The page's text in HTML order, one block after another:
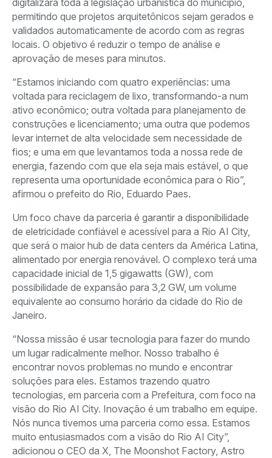
digitalizará toda a legislação urbanística do município,
permitindo que projetos arquitetônicos sejam gerados e
validados automaticamente de acordo com as regras
locais. O objetivo é reduzir o tempo de análise e
aprovação de meses para minutos.
“Estamos iniciando com quatro experiências: uma
voltada para reciclagem de lixo, transformando-a num
ativo econômico; outra voltada para planejamento de
construções e licenciamento; uma outra que podemos
levar internet de alta velocidade sem necessidade de
fios; e uma em que levantamos toda a nossa rede de
energia, fazendo com que ela seja mais estável, o que
representa uma oportunidade econômica para o Rio”,
afirmou o prefeito do Rio, Eduardo Paes.
Um foco chave da parceria é garantir a disponibilidade
de eletricidade confiável e acessível para a Rio AI City,
que será o maior hub de data centers da América Latina,
alimentado por energia renovável. O complexo terá uma
capacidade inicial de 1,5 gigawatts (GW), com
possibilidade de expansão para 3,2 GW, um volume
equivalente ao consumo horário da cidade do Rio de
Janeiro.
“Nossa missão é usar tecnologia para fazer do mundo
um lugar radicalmente melhor. Nosso trabalho é
encontrar novos problemas no mundo e encontrar
soluções para eles. Estamos trazendo quatro
tecnologias, em parceria com a Prefeitura, com foco na
visão do Rio AI City. Inovação é um trabalho em equipe.
Nós nunca tivemos uma parceria como essa. Estamos
muito entusiasmados com a visão do Rio AI City”,
adicionou o CEO da X, The Moonshot Factory, Astro